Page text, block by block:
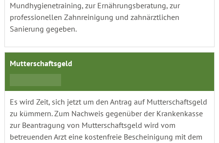
Mundhygienetraining, zur Ernährungsberatung, zur
professionellen Zahnreinigung und zahnärztlichen
Sanierung gegeben.
Mutterschaftsgeld
Es wird Zeit, sich jetzt um den Antrag auf Mutterschaftsgeld
zu kümmern. Zum Nachweis gegenüber der Krankenkasse
zur Beantragung von Mutterschaftsgeld wird vom
betreuenden Arzt eine kostenfreie Bescheinigung mit dem